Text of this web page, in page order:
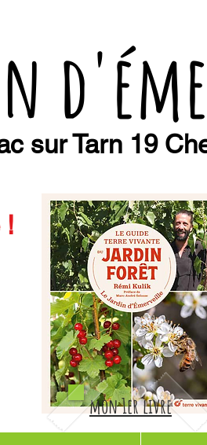
mon 1er livre
sur Tarn 19
!